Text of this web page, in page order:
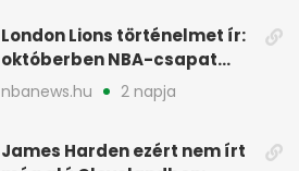
London Lions történelmet ír:
októberben NBA-csapat
ellen lép pályára
nbanews.hu 2 napja
James Harden ezért nem írt